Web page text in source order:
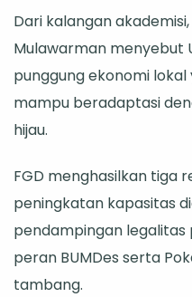
Dari kalangan
Mulawarman menyebut
punggung ekonomi
mampu beradaptasi
hijau.
FGD menghasilkan tiga
peningkatan kapasitas
pendampingan legalitas
peran BUMDes serta
tambang.